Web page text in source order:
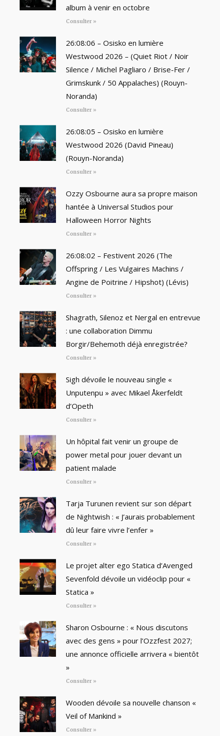
album à venir en octobre
Consulter »
26:08:06 – Osisko en lumière
Westwood 2026 – (Quiet Riot / Noir
Silence / Michel Pagliaro / Brise-Fer /
Grimskunk / 50 Appalaches) (Rouyn-
Noranda)
Consulter »
26:08:05 – Osisko en lumière
Westwood 2026 (David Pineau)
(Rouyn-Noranda)
Consulter »
Ozzy Osbourne aura sa propre maison
hantée à Universal Studios pour
Halloween Horror Nights
Consulter »
26:08:02 – Festivent 2026 (The
Offspring / Les Vulgaires Machins /
Angine de Poitrine / Hipshot) (Lévis)
Consulter »
Shagrath, Silenoz et Nergal en entrevue
: une collaboration Dimmu
Borgir/Behemoth déjà enregistrée?
Consulter »
Sigh dévoile le nouveau single «
Unputenpu » avec Mikael Åkerfeldt
d’Opeth
Consulter »
Un hôpital fait venir un groupe de
power metal pour jouer devant un
patient malade
Consulter »
Tarja Turunen revient sur son départ
de Nightwish : « J’aurais probablement
dû leur faire vivre l’enfer »
Consulter »
Le projet alter ego Statica d’Avenged
Sevenfold dévoile un vidéoclip pour «
Statica »
Consulter »
Sharon Osbourne : « Nous discutons
avec des gens » pour l’Ozzfest 2027;
une annonce officielle arrivera « bientôt
»
Consulter »
Wooden dévoile sa nouvelle chanson «
Veil of Mankind »
Consulter »